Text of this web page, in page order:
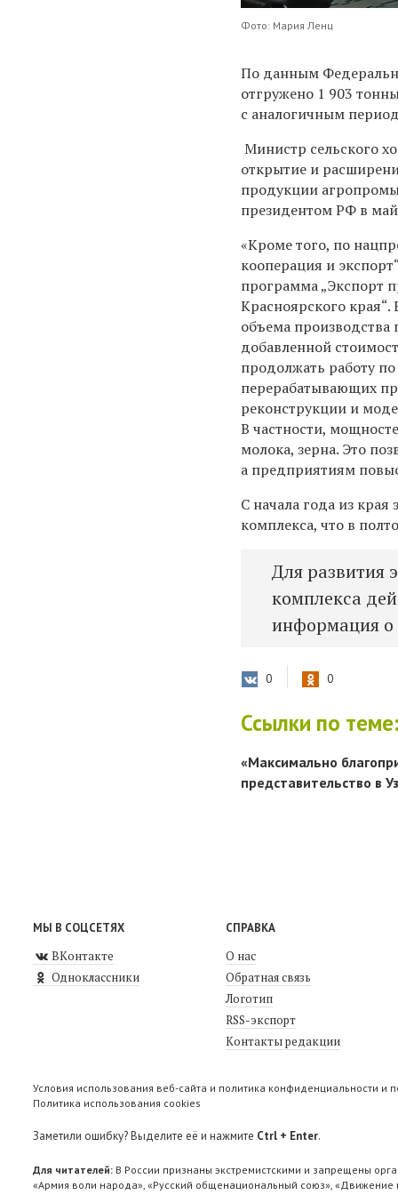
Фото: Мария Ленц
По данным
отгружено 1 903
с аналогичным
Министр сельского
открытие и
продукции
президентом РФ в
«Кроме того, по
кооперация и
программа „Экспорт
Красноярского
объема
добавленной
продолжать работу
перерабатывающих
реконструкции и
В частности,
молока, зерна. Это
а предприятиям
С начала года из
комплекса, что в
Для развития
комплекса
информация
0 0
Ссылки по
«Максимально
представительство в
МЫ В СОЦСЕТЯХ
ВКонтакте
Одноклассники
СПРАВКА
О нас
Обратная связь
Логотип
RSS-экспорт
Контакты редакции
Условия использования веб-сайта и политика конфиденциальности и
Политика использования cookies
Заметили ошибку? Выделите её и нажмите Ctrl + Enter.
Для читателей: В России признаны экстремистскими и запрещены
«Армия воли народа», «Русский общенациональный союз»,